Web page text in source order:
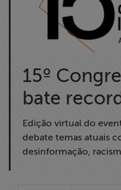
15º
bate
Edição virtual do
debate temas atuais
desinformação,